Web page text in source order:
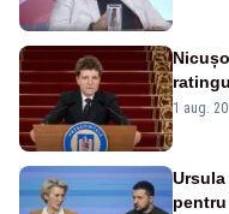
politic,
1 aug.